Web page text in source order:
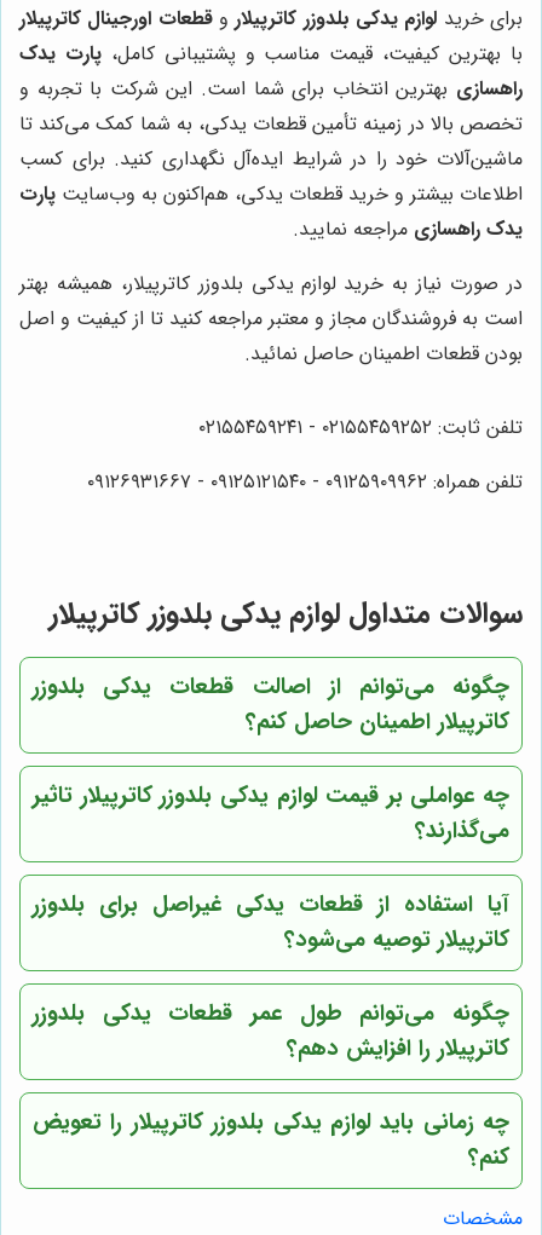
برای خرید لوازم یدکی بلدوزر کاترپیلار وقطعات اورجینال کاترپیلار
با بهترین کیفیت، قیمت مناسب و پشتیبانی کامل،پارت یدک
راهسازی بهترین انتخاب برای شما است. این شرکت با تجربه و
تخصص بالا در زمینه تأمین قطعات یدکی، به شما کمک می‌کند تا
ماشین‌آلات خود را در شرایط ایده‌آل نگهداری کنید. برای کسب
اطلاعات بیشتر و خرید قطعات یدکی، هم‌اکنون به وب‌سایت پارت
یدک راهسازی مراجعه نمایید.
در صورت نیاز به خرید لوازم یدکی بلدوزر کاترپیلار، همیشه بهتر
است به فروشندگان مجاز و معتبر مراجعه کنید تا از کیفیت و اصل
بودن قطعات اطمینان حاصل نمائید.
تلفن ثابت: ۰۲۱۵۵۴۵۹۲۵۲ - ۰۲۱۵۵۴۵۹۲۴۱
تلفن همراه: ۰۹۱۲۵۹۰۹۹۶۲ - ۰۹۱۲۵۱۲۱۵۴۰ - ۰۹۱۲۶۹۳۱۶۶۷
سوالات متداول لوازم یدکی بلدوزر کاترپیلار
چگونه می‌توانم از اصالت قطعات یدکی بلدوزر
کاترپیلار اطمینان حاصل کنم؟
چه عواملی بر قیمت لوازم یدکی بلدوزر کاترپیلار تاثیر
می‌گذارند؟
آیا استفاده از قطعات یدکی غیراصل برای بلدوزر
کاترپیلار توصیه می‌شود؟
چگونه می‌توانم طول عمر قطعات یدکی بلدوزر
کاترپیلار را افزایش دهم؟
چه زمانی باید لوازم یدکی بلدوزر کاترپیلار را تعویض
کنم؟
مشخصات